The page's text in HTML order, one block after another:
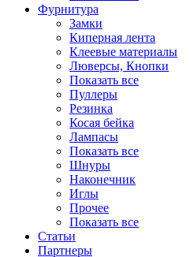
Фурнитура
Замки
Киперная лента
Клеевые материалы
Люверсы, Кнопки
Показать все
Пуллеры
Резинка
Косая бейка
Лампасы
Показать все
Шнуры
Наконечник
Иглы
Прочее
Показать все
Статьи
Партнеры